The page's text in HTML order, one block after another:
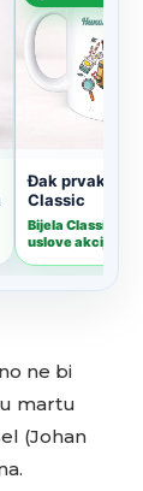
ne bi
martu
(Johan